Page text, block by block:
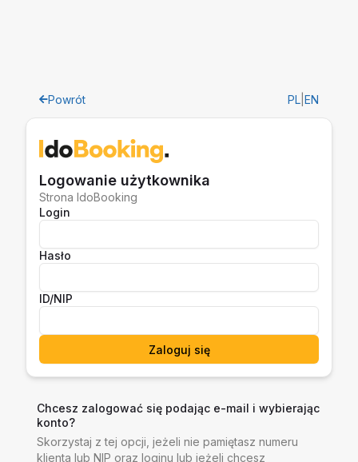
Powrót PL EN
Logowanie użytkownika
Strona IdoBooking
Login
Hasło
ID/NIP
Zaloguj się
Chcesz zalogować się podając e-mail i wybierając
konto?
Skorzystaj z tej opcji, jeżeli nie pamiętasz numeru
klienta lub NIP oraz loginu lub jeżeli chcesz